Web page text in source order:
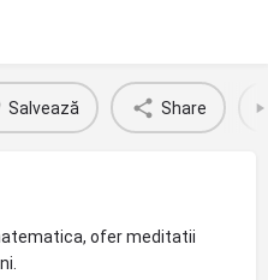
Salvează Share
ofer meditatii